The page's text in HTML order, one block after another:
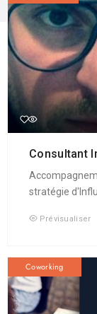
Consultant
stratégie
Prévisualiser
Coworking